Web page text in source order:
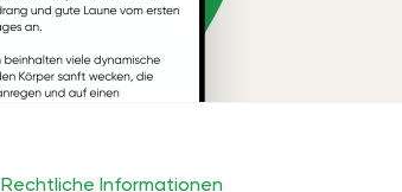
Rechtliche Informationen